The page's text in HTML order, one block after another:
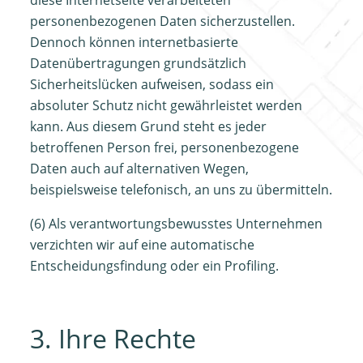
personenbezogenen Daten sicherzustellen.
Dennoch können internetbasierte
Datenübertragungen grundsätzlich
Sicherheitslücken aufweisen, sodass ein
absoluter Schutz nicht gewährleistet werden
kann. Aus diesem Grund steht es jeder
betroffenen Person frei, personenbezogene
Daten auch auf alternativen Wegen,
beispielsweise telefonisch, an uns zu übermitteln.
(6) Als verantwortungsbewusstes Unternehmen
verzichten wir auf eine automatische
Entscheidungsfindung oder ein Profiling.
3. Ihre Rechte